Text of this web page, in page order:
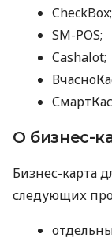
CheckBox;
SM-POS;
Cashalot;
О бизнес-
Бизнес-карта
следующих